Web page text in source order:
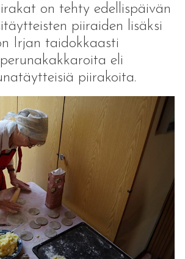
on tehty edellispäivän
piiraiden lisäksi
Irjan taidokkaasti
eli
piirakoita.